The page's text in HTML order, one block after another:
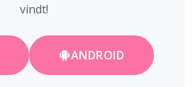
vindt!
ANDROID